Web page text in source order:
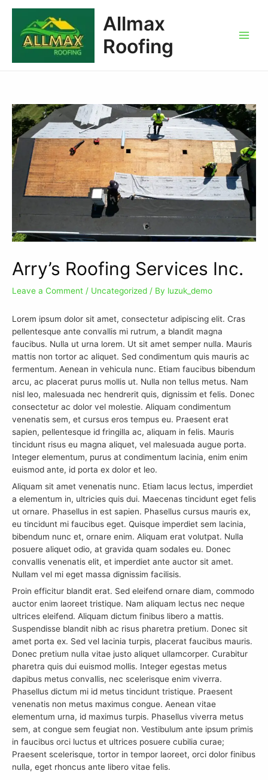
Allmax
Roofing
Arry’s Roofing Services Inc.
Leave a Comment / Uncategorized / By luzuk_demo
Lorem ipsum dolor sit amet, consectetur adipiscing elit. Cras
pellentesque ante convallis mi rutrum, a blandit magna
faucibus. Nulla ut urna lorem. Ut sit amet semper nulla. Mauris
mattis non tortor ac aliquet. Sed condimentum quis mauris ac
fermentum. Aenean in vehicula nunc. Etiam faucibus bibendum
arcu, ac placerat purus mollis ut. Nulla non tellus metus. Nam
nisl leo, malesuada nec hendrerit quis, dignissim et felis. Donec
consectetur ac dolor vel molestie. Aliquam condimentum
venenatis sem, et cursus eros tempus eu. Praesent erat
sapien, pellentesque id fringilla ac, aliquam in felis. Mauris
tincidunt risus eu magna aliquet, vel malesuada augue porta.
Integer elementum, purus at condimentum lacinia, enim enim
euismod ante, id porta ex dolor et leo.
Aliquam sit amet venenatis nunc. Etiam lacus lectus, imperdiet
a elementum in, ultricies quis dui. Maecenas tincidunt eget felis
ut ornare. Phasellus in est sapien. Phasellus cursus mauris ex,
eu tincidunt mi faucibus eget. Quisque imperdiet sem lacinia,
bibendum nunc et, ornare enim. Aliquam erat volutpat. Nulla
posuere aliquet odio, at gravida quam sodales eu. Donec
convallis venenatis elit, et imperdiet ante auctor sit amet.
Nullam vel mi eget massa dignissim facilisis.
Proin efficitur blandit erat. Sed eleifend ornare diam, commodo
auctor enim laoreet tristique. Nam aliquam lectus nec neque
ultrices eleifend. Aliquam dictum finibus libero a mattis.
Suspendisse blandit nibh ac risus pharetra pretium. Donec sit
amet porta ex. Sed vel lacinia turpis, placerat faucibus mauris.
Donec pretium nulla vitae justo aliquet ullamcorper. Curabitur
pharetra quis dui euismod mollis. Integer egestas metus
dapibus metus convallis, nec scelerisque enim viverra.
Phasellus dictum mi id metus tincidunt tristique. Praesent
venenatis non metus maximus congue. Aenean vitae
elementum urna, id maximus turpis. Phasellus viverra metus
sem, at congue sem feugiat non. Vestibulum ante ipsum primis
in faucibus orci luctus et ultrices posuere cubilia curae;
Praesent scelerisque, tortor in tempor laoreet, orci dolor finibus
nulla, eget rhoncus ante libero vitae felis.